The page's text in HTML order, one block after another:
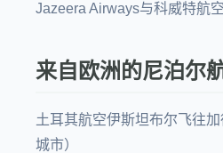
Jazeera Airways与科威特航
来自欧洲的尼泊尔
土耳其航空伊斯坦布尔飞往
城市）